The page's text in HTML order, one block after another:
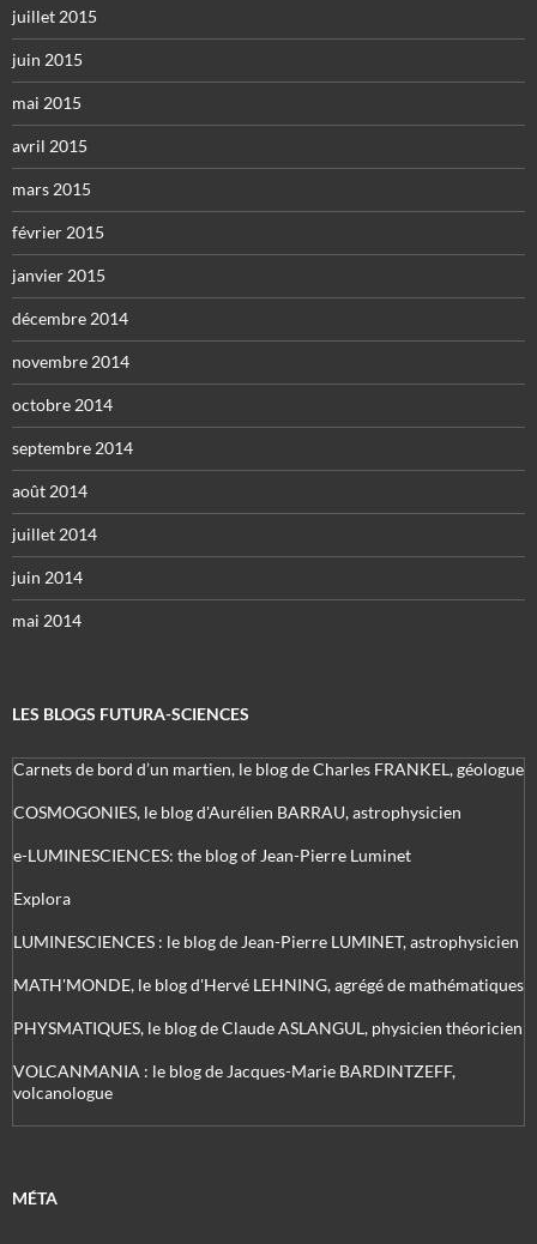
juillet 2015
juin 2015
mai 2015
avril 2015
mars 2015
février 2015
janvier 2015
décembre 2014
novembre 2014
octobre 2014
septembre 2014
août 2014
juillet 2014
juin 2014
mai 2014
LES BLOGS FUTURA-SCIENCES
Carnets de bord d’un martien, le blog de Charles FRANKEL, géologue
COSMOGONIES, le blog d'Aurélien BARRAU, astrophysicien
e-LUMINESCIENCES: the blog of Jean-Pierre Luminet
Explora
LUMINESCIENCES : le blog de Jean-Pierre LUMINET, astrophysicien
MATH'MONDE, le blog d'Hervé LEHNING, agrégé de mathématiques
PHYSMATIQUES, le blog de Claude ASLANGUL, physicien théoricien
VOLCANMANIA : le blog de Jacques-Marie BARDINTZEFF,
volcanologue
MÉTA